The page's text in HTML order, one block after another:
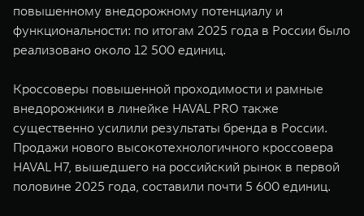
повышенному внедорожному потенциалу и
функциональности: по итогам 2025 года в России было
реализовано около 12 500 единиц.
Кроссоверы повышенной проходимости и рамные
внедорожники в линейке HAVAL PRO также
существенно усилили результаты бренда в России.
Продажи нового высокотехнологичного кроссовера
HAVAL H7, вышедшего на российский рынок в первой
половине 2025 года, составили почти 5 600 единиц.